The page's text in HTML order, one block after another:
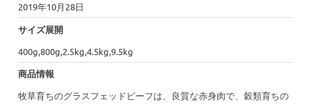
2019年10月28日
サイズ展開
400g,800g,2.5kg,4.5kg,9.5kg
商品情報
牧草育ちのグラスフェッドビーフは、良質な赤身肉で、穀類育ちの